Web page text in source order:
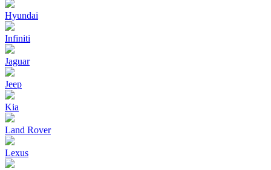
Hyundai
Infiniti
Jaguar
Jeep
Kia
Land Rover
Lexus